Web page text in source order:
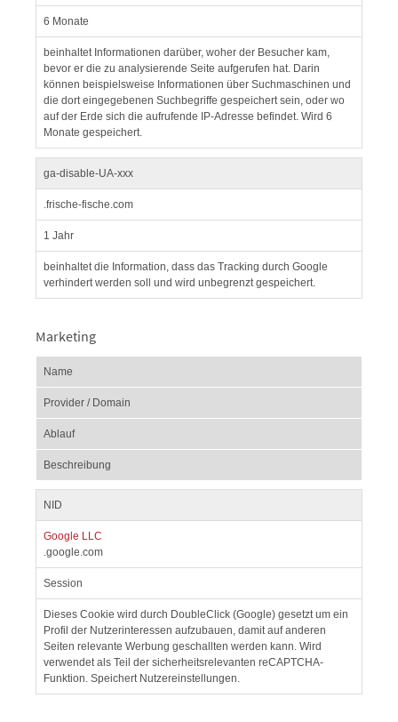
6 Monate
beinhaltet Informationen darüber, woher der Besucher kam,
bevor er die zu analysierende Seite aufgerufen hat. Darin
können beispielsweise Informationen über Suchmaschinen und
die dort eingegebenen Suchbegriffe gespeichert sein, oder wo
auf der Erde sich die aufrufende IP-Adresse befindet. Wird 6
Monate gespeichert.
ga-disable-UA-xxx
.frische-fische.com
1 Jahr
beinhaltet die Information, dass das Tracking durch Google
verhindert werden soll und wird unbegrenzt gespeichert.
Marketing
Name
Provider / Domain
Ablauf
Beschreibung
NID
Google LLC
.google.com
Session
Dieses Cookie wird durch DoubleClick (Google) gesetzt um ein
Profil der Nutzerinteressen aufzubauen, damit auf anderen
Seiten relevante Werbung geschallten werden kann. Wird
verwendet als Teil der sicherheitsrelevanten reCAPTCHA-
Funktion. Speichert Nutzereinstellungen.